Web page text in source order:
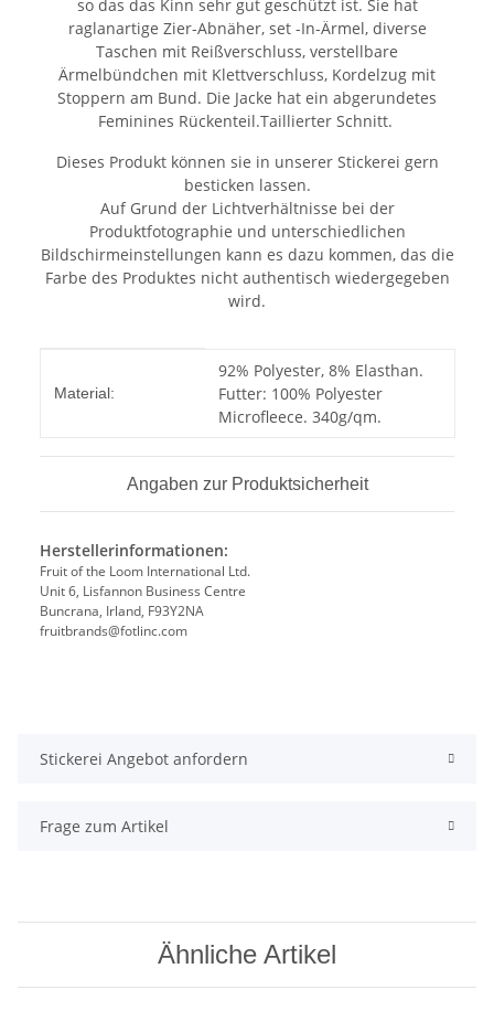
so das das Kinn sehr gut geschützt ist. Sie hat
raglanartige Zier-Abnäher, set -In-Ärmel, diverse
Taschen mit Reißverschluss, verstellbare
Ärmelbündchen mit Klettverschluss, Kordelzug mit
Stoppern am Bund. Die Jacke hat ein abgerundetes
Feminines Rückenteil.Taillierter Schnitt.
Dieses Produkt können sie in unserer Stickerei gern
besticken lassen.
Auf Grund der Lichtverhältnisse bei der
Produktfotographie und unterschiedlichen
Bildschirmeinstellungen kann es dazu kommen, das die
Farbe des Produktes nicht authentisch wiedergegeben
wird.
Material:
92% Polyester, 8% Elasthan.
Futter: 100% Polyester
Microfleece. 340g/qm.
Angaben zur Produktsicherheit
Herstellerinformationen:
Fruit of the Loom International Ltd.
Unit 6, Lisfannon Business Centre
Buncrana, Irland, F93Y2NA
fruitbrands@fotlinc.com
Stickerei Angebot anfordern
Frage zum Artikel
Ähnliche Artikel